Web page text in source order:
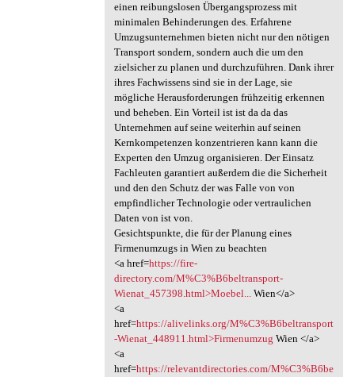
einen reibungslosen Übergangsprozess mit
minimalen Behinderungen des. Erfahrene
Umzugsunternehmen bieten nicht nur den nötigen
Transport sondern, sondern auch die um den
zielsicher zu planen und durchzuführen. Dank ihrer
ihres Fachwissens sind sie in der Lage, sie
mögliche Herausforderungen frühzeitig erkennen
und beheben. Ein Vorteil ist ist da da das
Unternehmen auf seine weiterhin auf seinen
Kernkompetenzen konzentrieren kann kann die
Experten den Umzug organisieren. Der Einsatz
Fachleuten garantiert außerdem die die Sicherheit
und den den Schutz der was Falle von von
empfindlicher Technologie oder vertraulichen
Daten von ist von.
Gesichtspunkte, die für der Planung eines
Firmenumzugs in Wien zu beachten
<a href=https://fire-
directory.com/M%C3%B6beltransport-
Wienat_457398.html>Moebel...Wien</a>
<a
href=https://alivelinks.org/M%C3%B6beltransport
-Wienat_448911.html>Firmenumzug Wien </a>
<a
href=https://relevantdirectories.com/M%C3%B6be